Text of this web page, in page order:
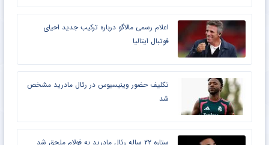
اعلام رسمی مالاگو درباره ترکیب جدید احیای
فوتبال ایتالیا
تکلیف حضور وینیسیوس در رئال مادرید مشخص
شد
ستاره ۲۲ ساله رئال مادرید به فولام ملحق شد